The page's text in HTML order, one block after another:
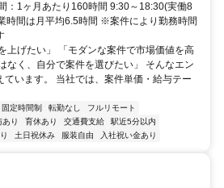
：1ヶ月あたり160時間 9:30～18:30(実働8
時間は月平均6.5時間 ※案件により勤務時間
上げたい」 「モダンな案件で市場価値を高
なく、自分で案件を選びたい」 そんなエン
ています。 当社では、案件単価・給与テー
固定時間制 転勤なし
フルリモート
あり 育休あり 交通費支給
駅近5分以内
土日祝休み 服装自由 入社祝い金あり